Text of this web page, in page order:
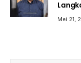
Mei 21,